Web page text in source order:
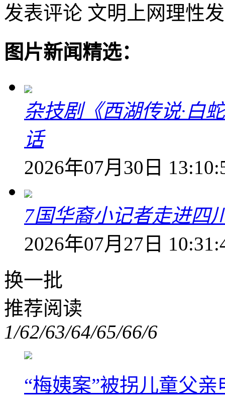
发表评论 文明上网理性
图片新闻精选：
杂技剧《西湖传说·白
话
2026年07月30日
7国华裔小记者走进四
2026年07月27日
换一批
推荐阅读
1/62/63/64/65/66/6
“梅姨案”被拐儿童父